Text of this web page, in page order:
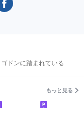
ドンに踏まれている
もっと見る